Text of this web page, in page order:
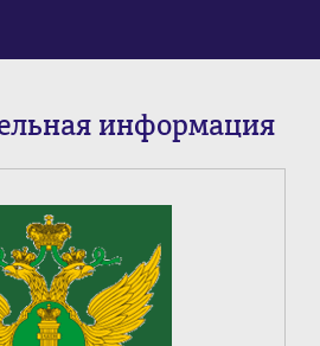
информация